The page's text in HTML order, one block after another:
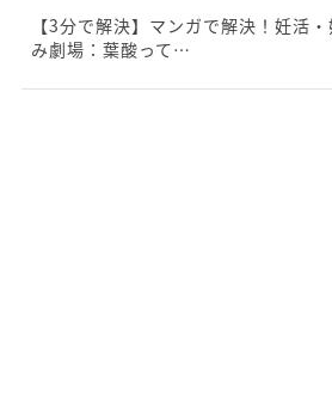
【3分で解決】マンガで解決！妊活
み劇場：葉酸って…